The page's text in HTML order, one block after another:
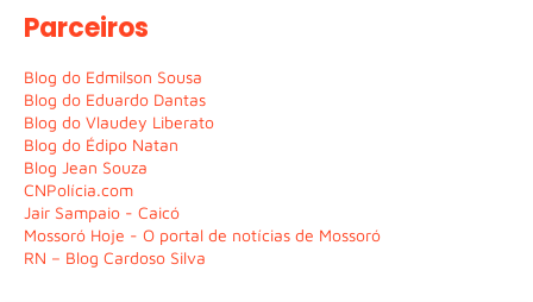
Parceiros
Blog do Edmilson Sousa
Blog do Eduardo Dantas
Blog do Vlaudey Liberato
Blog do Édipo Natan
Blog Jean Souza
CNPolícia.com
Jair Sampaio - Caicó
Mossoró Hoje - O portal de notícias de Mossoró
RN – Blog Cardoso Silva